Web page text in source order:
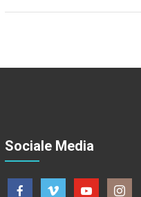
Sociale Media